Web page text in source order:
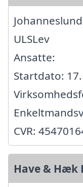
ULSLev
Ansatte:
Startdato:
CVR:
Have & Hæk